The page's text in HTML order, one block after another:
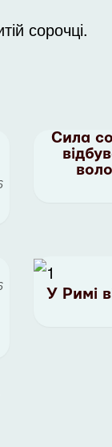
сорочці.
Сила
У Римі